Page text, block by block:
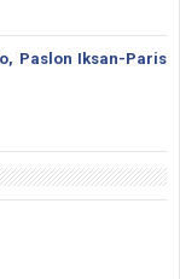
Paslon Iksan-Paris